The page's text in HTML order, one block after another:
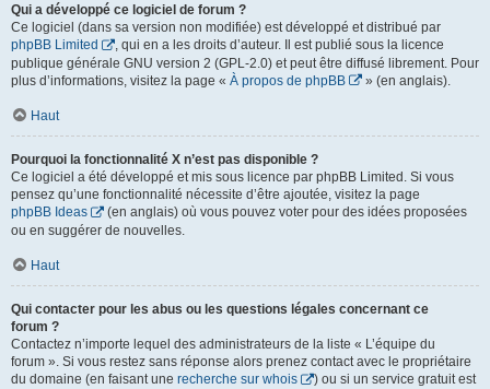
Qui a développé ce logiciel de forum ?
Ce logiciel (dans sa version non modifiée) est développé et distribué par
phpBB Limited
, qui en a les droits d’auteur. Il est publié sous la licence
publique générale GNU version 2 (GPL-2.0) et peut être diffusé librement. Pour
plus d’informations, visitez la page « À propos de phpBB » (en anglais).
Haut
Pourquoi la fonctionnalité X n’est pas disponible ?
Ce logiciel a été développé et mis sous licence par phpBB Limited. Si vous
pensez qu’une fonctionnalité nécessite d’être ajoutée, visitez la page
phpBB Ideas
(en anglais) où vous pouvez voter pour des idées proposées
ou en suggérer de nouvelles.
Haut
Qui contacter pour les abus ou les questions légales concernant ce
forum ?
Contactez n’importe lequel des administrateurs de la liste « L’équipe du
forum ». Si vous restez sans réponse alors prenez contact avec le propriétaire
du domaine (en faisant une recherche sur whois
) ou si un service gratuit est